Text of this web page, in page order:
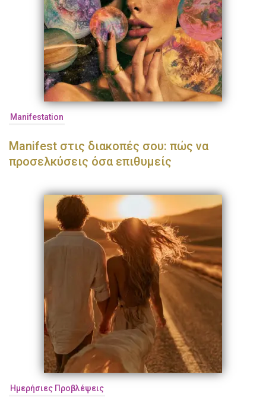
Manifestation
Manifest στις διακοπές σου: πώς να
προσελκύσεις όσα επιθυμείς
Ημερήσιες Προβλέψεις